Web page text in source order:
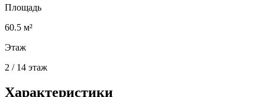
Площадь
60.5 м²
Этаж
2 / 14 этаж
Характеристики